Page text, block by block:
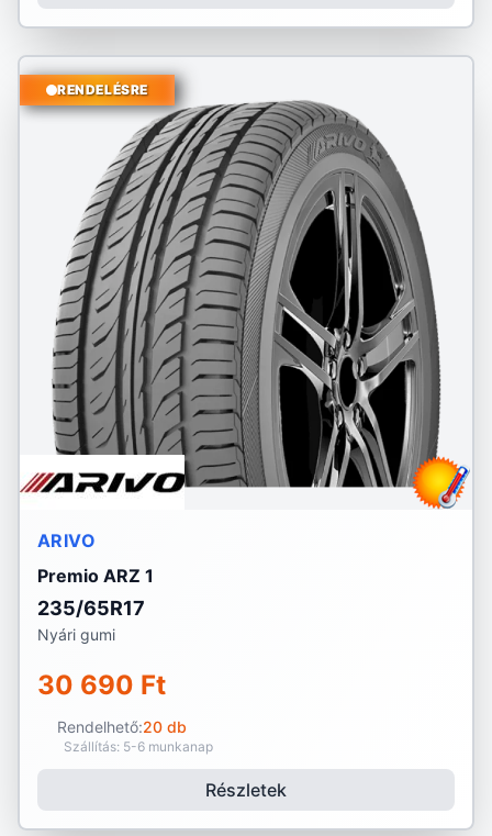
RENDELÉSRE
ARIVO
Premio ARZ 1
235/65R17
Nyári gumi
30 690 Ft
Rendelhető:20 db
Szállítás: 5-6 munkanap
Részletek